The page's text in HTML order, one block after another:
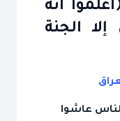
أنه
الجنة
عاشوا